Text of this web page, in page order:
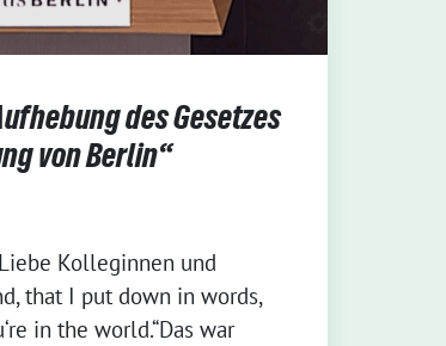
des Gesetzes
von Berlin“
Kolleginnen und
that I put down in words,
in the world.“Das war